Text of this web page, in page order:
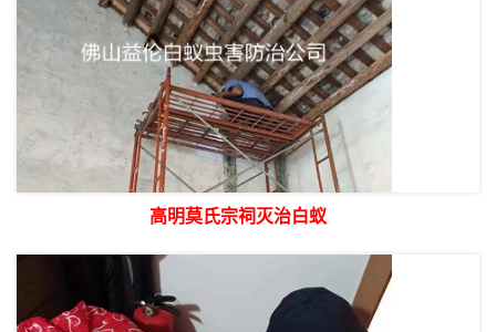
高明莫氏宗祠灭治白蚁